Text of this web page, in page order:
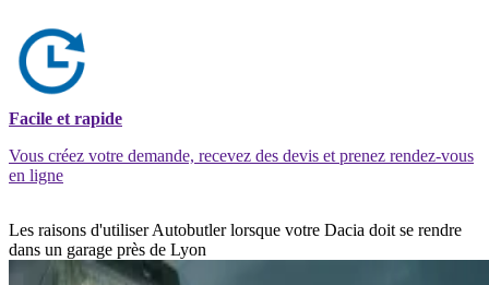
Facile et rapide
Vous créez votre demande, recevez des devis et prenez rendez-vous
en ligne
Les raisons d'utiliser Autobutler lorsque votre Dacia doit se rendre
dans un garage près de Lyon